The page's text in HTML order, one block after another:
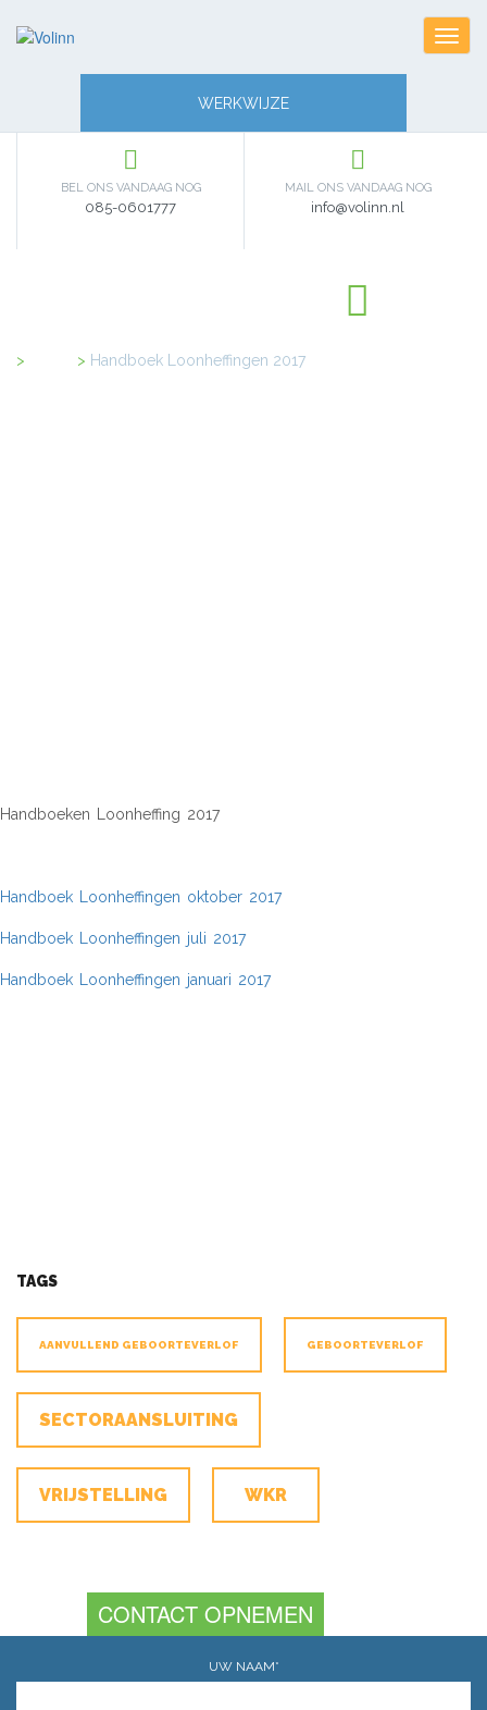
WERKWIJZE
MAIL ONS VANDAAG NOG
info@volinn.nl
BEL ONS VANDAAG NOG
085-0601777
> Handboek Loonheffingen 2017
Handboeken Loonheffing 2017
Handboek Loonheffingen oktober 2017
Handboek Loonheffingen juli 2017
Handboek Loonheffingen januari 2017
TAGS
AANVULLEND GEBOORTEVERLOF GEBOORTEVERLOF
SECTORAANSLUITING
VRIJSTELLING WKR
CONTACT OPNEMEN
UW NAAM*